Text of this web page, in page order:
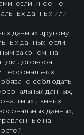
если иное не
данных или
данных другому
данных, если
законом, на
договора.
соблюдать
данных,
данных,
данных,
на